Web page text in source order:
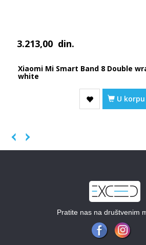
3.213,00 din.
Xiaomi Mi Smart Band 8 Double
white
U korpu
Pratite nas na društvenim